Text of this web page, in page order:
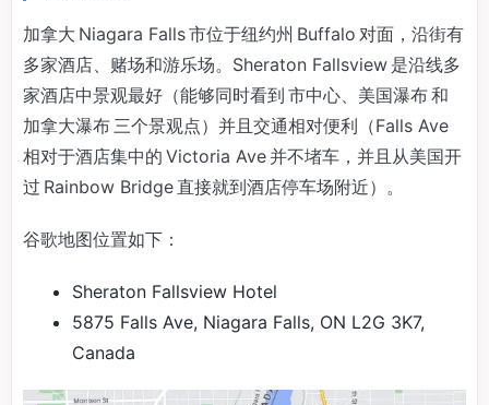
加拿大 Niagara Falls 市位于纽约州 Buffalo 对面，沿街有
多家酒店、赌场和游乐场。Sheraton Fallsview 是沿线多
家酒店中景观最好（能够同时看到 市中心、美国瀑布 和
加拿大瀑布 三个景观点）并且交通相对便利（Falls Ave
相对于酒店集中的 Victoria Ave 并不堵车，并且从美国开
过 Rainbow Bridge 直接就到酒店停车场附近）。
谷歌地图位置如下：
Sheraton Fallsview Hotel
5875 Falls Ave, Niagara Falls, ON L2G 3K7,
Canada